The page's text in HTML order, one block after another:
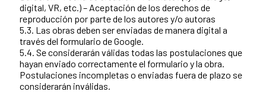
digital, VR, etc.) – Aceptación de los derechos de
reproducción por parte de los autores y/o autoras
5.3. Las obras deben ser enviadas de manera digital a
través del formulario de Google.
5.4. Se considerarán válidas todas las postulaciones que
hayan enviado correctamente el formulario y la obra.
Postulaciones incompletas o enviadas fuera de plazo se
considerarán inválidas.